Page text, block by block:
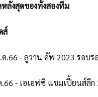
ลังสุดของทั้งสองทีม
ส์
.66 - ลูวาน คัพ 2023 รอบร
- เอเอฟซี แชมเปี้ยนส์ลี